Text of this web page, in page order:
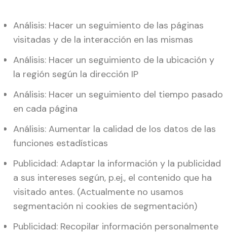
Análisis: Hacer un seguimiento de las páginas
visitadas y de la interacción en las mismas
Análisis: Hacer un seguimiento de la ubicación y
la región según la dirección IP
Análisis: Hacer un seguimiento del tiempo pasado
en cada página
Análisis: Aumentar la calidad de los datos de las
funciones estadísticas
Publicidad: Adaptar la información y la publicidad
a sus intereses según, p.ej., el contenido que ha
visitado antes. (Actualmente no usamos
segmentación ni cookies de segmentación)
Publicidad: Recopilar información personalmente